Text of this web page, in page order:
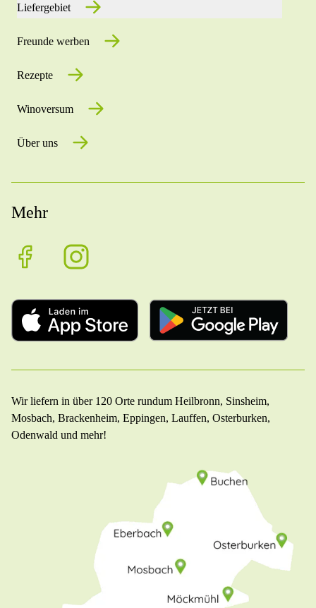
Liefergebiet
Freunde werben
Rezepte
Winoversum
Über uns
Mehr
Wir liefern in über 120 Orte rundum Heilbronn, Sinsheim,
Mosbach, Brackenheim, Eppingen, Lauffen, Osterburken,
Odenwald und mehr!